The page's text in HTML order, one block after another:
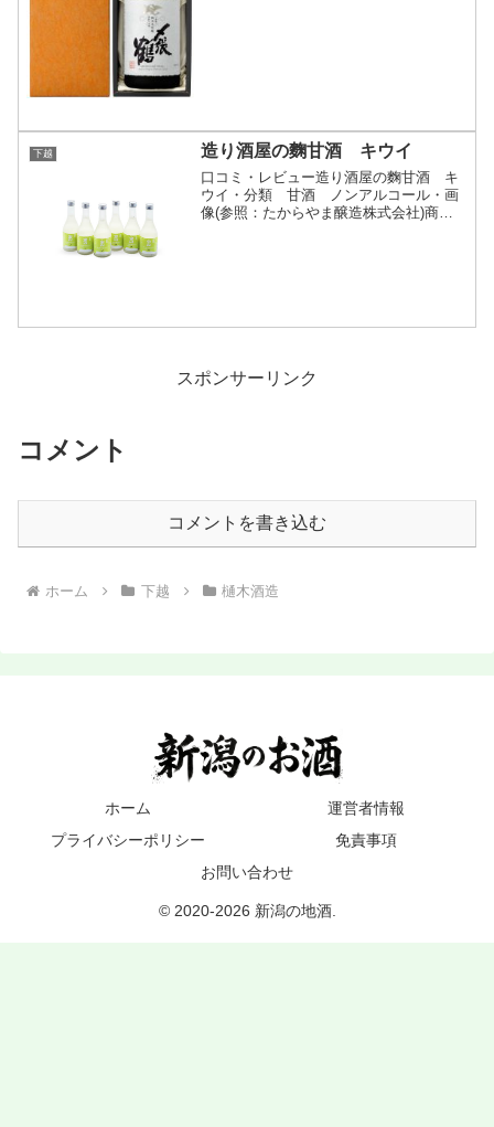
下越 造り酒屋の麴甘酒 キウイ
口コミ・レビュー造り酒屋の麴甘酒 キ
ウイ・分類 甘酒 ノンアルコール・画
像(参照：たからやま醸造株式会社)商品
スポンサーリンク
コメント
コメントを書き込む
ホーム 下越 樋木酒造
ホーム
運営者情報
プライバシーポリシー
免責事項
お問い合わせ
© 2020-2026 新潟の地酒.